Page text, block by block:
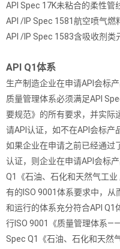
API Spec 17K未粘合的柔性管
API /IP Spec 1581航空喷气燃
API /IP Spec 1583含吸收剂
API Q1体系
生产制造企业在申请API会标
质量管理体系必须满足API
要规范》的所有要求，并实际
请API认证，如不在API会标产
如果企业在申请之前已经通过
认证，则企业在申请API会标
Q1《石油、石化和天然气工
有的ISO 9001体系要求中，
和运行的体系充分符合API
行ISO 9001《质量管理体系
Spec Q1《石油、石化和天然